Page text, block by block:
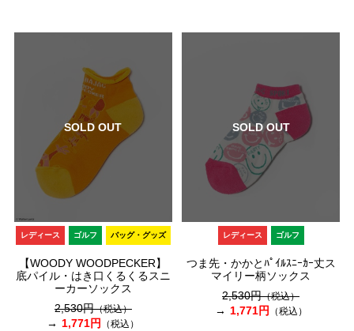
SOLD OUT
レディース ゴルフ バッグ・グッズ
【WOODY WOODPECKER】
底パイル・はき口くるくるスニ
ーカーソックス
2,530円（税込）
1,771円 （税込）
SOLD OUT
レディース ゴルフ
つま先・かかとﾊﾟｲﾙｽﾆｰｶｰ丈ス
マイリー柄ソックス
2,530円（税込）
1,771円 （税込）